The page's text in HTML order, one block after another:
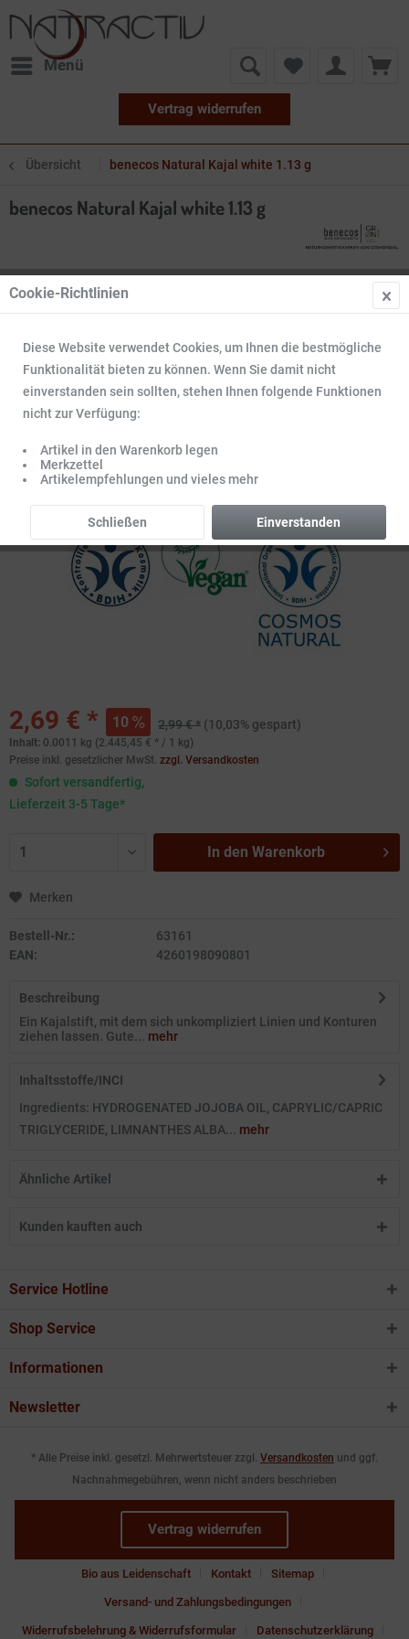
Menü
Vertrag widerrufen
Übersicht benecos Natural Kajal white 1.13 g
benecos Natural Kajal white 1.13 g
2,69 € * 10 2,99 € * (10,03% gespart)
Inhalt: 0.0011 kg (2.445,45 € * / 1 kg)
Preise inkl. gesetzlicher MwSt. zzgl. Versandkosten
Sofort versandfertig,
Lieferzeit 3-5 Tage*
In den Warenkorb
Merken
Bestell-Nr.:
63161
EAN:
4260198090801
Beschreibung
Ein Kajalstift, mit dem sich unkompliziert Linien und Konturen
ziehen lassen. Gute... mehr
Inhaltsstoffe/INCI
Ingredients: HYDROGENATED JOJOBA OIL, CAPRYLIC/CAPRIC
TRIGLYCERIDE, LIMNANTHES ALBA... mehr
Ähnliche Artikel
Kunden kauften auch
Service Hotline
Shop Service
Informationen
Newsletter
* Alle Preise inkl. gesetzl. Mehrwertsteuer zzgl. Versandkosten und ggf.
Nachnahmegebühren, wenn nicht anders beschrieben
Vertrag widerrufen
Bio aus Leidenschaft Kontakt Sitemap
Versand- und Zahlungsbedingungen
Widerrufsbelehrung & Widerrufsformular Datenschutzerklärung
Cookie-Richtlinien
Diese Website verwendet Cookies, um Ihnen die bestmögliche
Funktionalität bieten zu können. Wenn Sie damit nicht
einverstanden sein sollten, stehen Ihnen folgende Funktionen
nicht zur Verfügung:
Artikel in den Warenkorb legen
Merkzettel
Artikelempfehlungen und vieles mehr
Einverstanden
Schließen